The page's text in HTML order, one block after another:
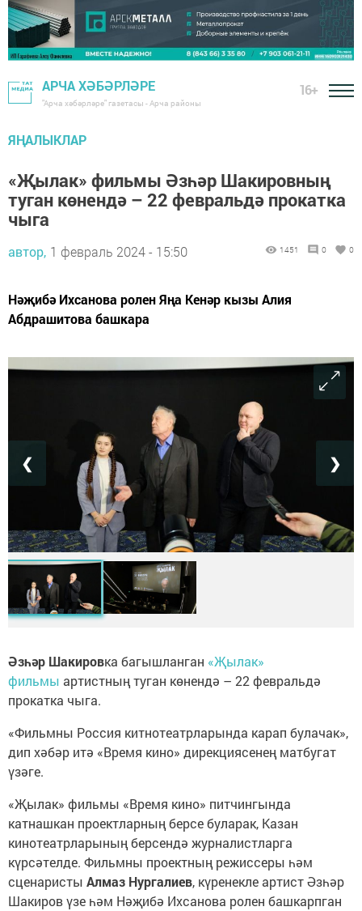
АРЧА ХӘБӘРЛӘРЕ
"Арча хәбәрләре" газетасы - Арча районы
16+
ЯҢАЛЫКЛАР
«Җылак» фильмы Әзһәр Шакировның
туган көнендә – 22 февральдә прокатка
чыга
автор, 1 февраль 2024 - 15:50 1451 0 0
Нәҗибә Ихсанова ролен Яңа Кенәр кызы Алия
Абдрашитова башкара
❮ ❯
Әзһәр Шакировка багышланган «Җылак»
фильмы артистның туган көнендә – 22 февральдә
прокатка чыга.
«Фильмны Россия китнотеатрларында карап булачак»,
дип хәбәр итә «Время кино» дирекциясенең матбугат
үзәге.
«Җылак» фильмы «Время кино» питчингында
катнашкан проектларның берсе буларак, Казан
кинотеатрларының берсендә журналистларга
күрсәтелде. Фильмны проектның режиссеры һәм
сценаристы Алмаз Нургалиев, күренекле артист Әзһәр
Шакиров үзе һәм Нәҗибә Ихсанова ролен башкарпган